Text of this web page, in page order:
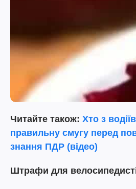
Читайте також: Хто з
правильну смугу перед
знання ПДР (відео)
Штрафи для